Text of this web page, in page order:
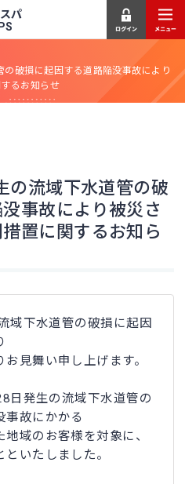
パ
破損に起因する道路陥没事故により
るお知らせ
の流域下水道管の破
事故により被災さ
置に関するお知ら
域下水道管の破損に起因
見舞い申し上げます。
日発生の流域下水道管の
事故にかかる
域のお客様を対象に、
いたしました。